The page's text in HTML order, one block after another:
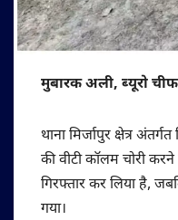
मुबारक अली, ब्यूरो
थाना मिर्जापुर क्षेत्र
की वीटी कॉलम चोरी
गिरफ्तार कर लिया है,
गया।